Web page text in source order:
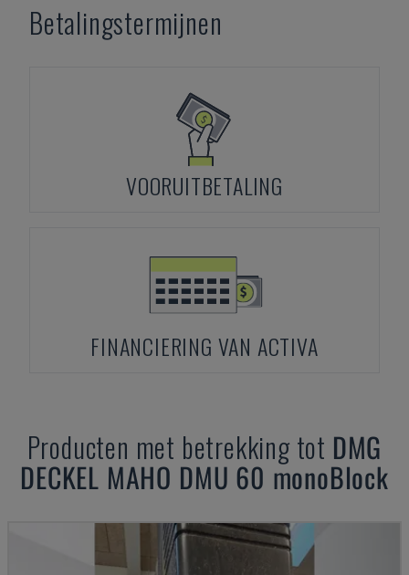
Betalingstermijnen
VOORUITBETALING
FINANCIERING VAN ACTIVA
Producten met betrekking tot DMG
DECKEL MAHO DMU 60 monoBlock